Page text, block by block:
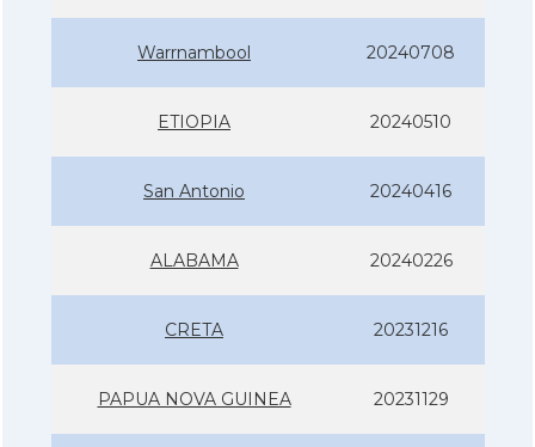
Warrnambool 20240708
ETIOPIA 20240510
San Antonio 20240416
ALABAMA 20240226
CRETA 20231216
PAPUA NOVA GUINEA 20231129